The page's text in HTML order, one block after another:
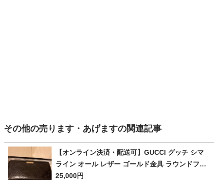
その他の売ります・あげますの関連記事
【オンライン決済・配送可】GUCCI グッチ シマ
ライン オール レザー ゴールド金具 ラウンドファ
スナー 長財布 黒★
25,000円